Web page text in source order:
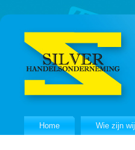
Home Wie zijn wij